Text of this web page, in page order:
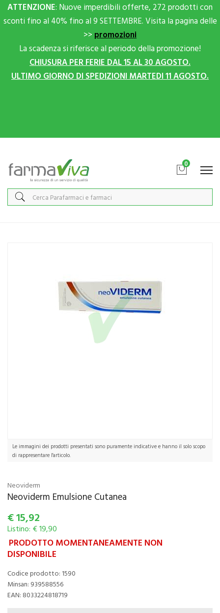
ATTENZIONE: Nuove imperdibili offerte, 272 prodotti con
sconti fino al 40% fino al 9 SETTEMBRE. Visita la pagina delle
>> promozioni
La scadenza si riferisce al periodo della promozione!
CHIUSURA PER FERIE DAL 15 AL 30 AGOSTO.
ULTIMO GIORNO DI SPEDIZIONI MARTEDI 11 AGOSTO.
0
Le immagini dei prodotti presentati sono puramente indicative e hanno il solo scopo
di rappresentare l'articolo.
Neoviderm
Neoviderm Emulsione Cutanea
€15,92
Listino: € 19,90
PRODOTTO MOMENTANEAMENTE NON
DISPONIBILE
Codice prodotto: 1590
Minsan: 939588556
EAN: 8033224818719